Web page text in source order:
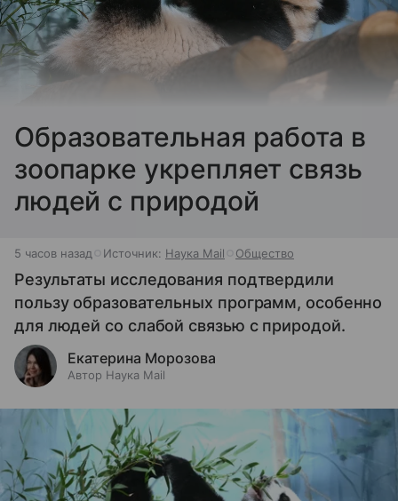
Образовательная работа в
зоопарке укрепляет связь
людей с природой
5 часов назад Источник: Наука Mail Общество
Результаты исследования подтвердили
пользу образовательных программ, особенно
для людей со слабой связью с природой.
Екатерина Морозова
Автор Наука Mail